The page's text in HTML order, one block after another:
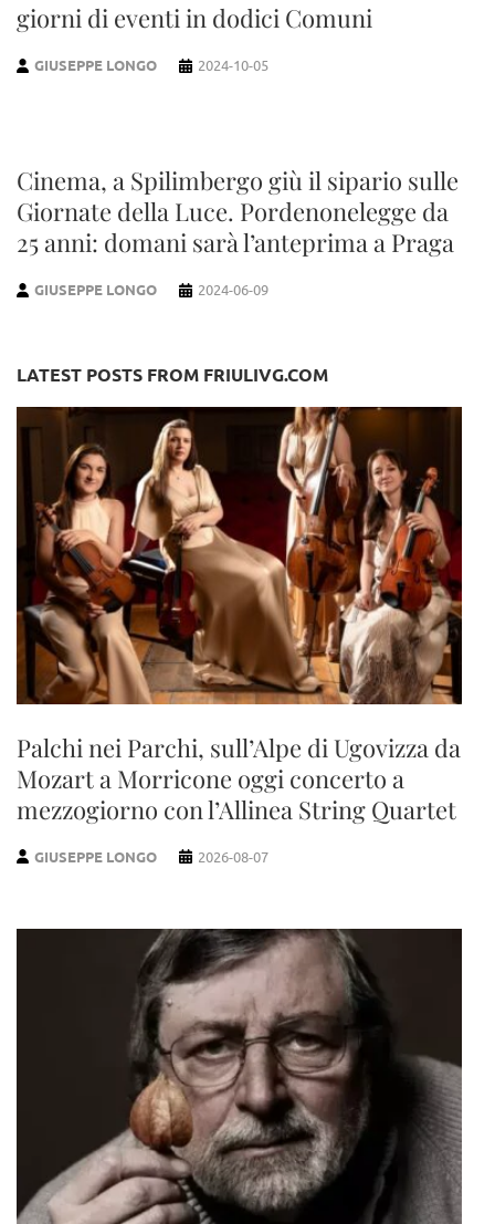
giorni di eventi in dodici Comuni
GIUSEPPE LONGO 2024-10-05
Cinema, a Spilimbergo giù il sipario sulle
Giornate della Luce. Pordenonelegge da
25 anni: domani sarà l’anteprima a Praga
GIUSEPPE LONGO 2024-06-09
LATEST POSTS FROM FRIULIVG.COM
Palchi nei Parchi, sull’Alpe di Ugovizza da
Mozart a Morricone oggi concerto a
mezzogiorno con l’Allinea String Quartet
GIUSEPPE LONGO 2026-08-07